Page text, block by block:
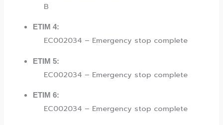
B
ETIM 4:
EC002034 – Emergency stop complete
ETIM 5:
EC002034 – Emergency stop complete
ETIM 6:
EC002034 – Emergency stop complete